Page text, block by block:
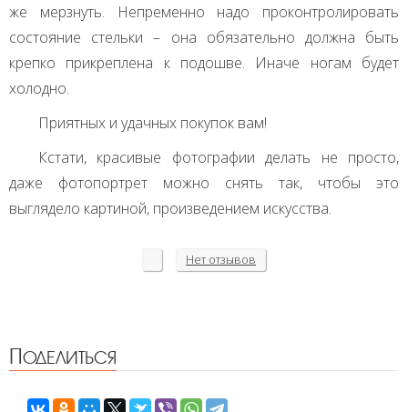
же мерзнуть. Непременно надо проконтролировать
состояние стельки – она обязательно должна быть
крепко прикреплена к подошве. Иначе ногам будет
холодно.
Приятных и удачных покупок вам!
Кстати, красивые фотографии делать не просто,
даже фотопортрет можно снять так, чтобы это
выглядело картиной, произведением искусства.
Нет отзывов
Поделиться